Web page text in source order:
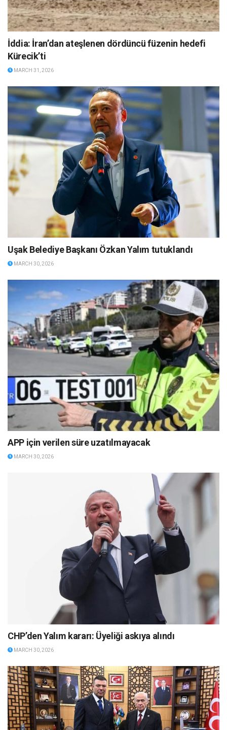
İddia: İran’dan ateşlenen dördüncü füzenin hedefi
Kürecik’ti
MARCH 31, 2026
Uşak Belediye Başkanı Özkan Yalım tutuklandı
MARCH 30, 2026
APP için verilen süre uzatılmayacak
MARCH 30, 2026
CHP’den Yalım kararı: Üyeliği askıya alındı
MARCH 30, 2026